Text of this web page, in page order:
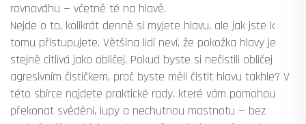
rovnováhu — včetně té na hlavě.
Nejde o to, kolikrát denně si myjete hlavu, ale jak jste k
tomu přistupujete. Většina lidí neví, že pokožka hlavy je
stejně citlivá jako obličej. Pokud byste si nečistili obličej
agresivním čističkem, proč byste měli čistit hlavu takhle? V
této sbírce najdete praktické rady, které vám pomohou
překonat svědění, lupy a nechutnou mastnotu — bez